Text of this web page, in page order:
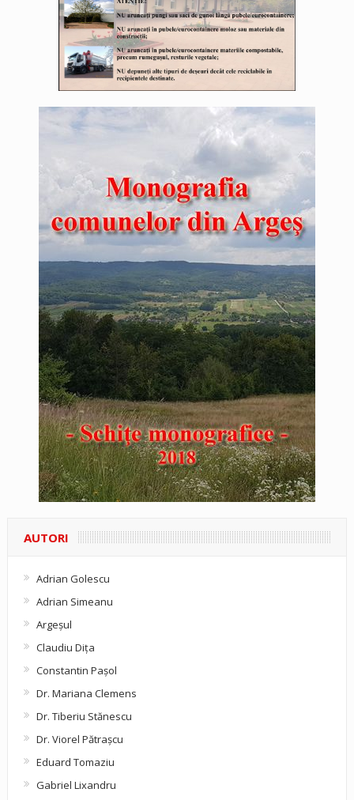
AUTORI
Adrian Golescu
Adrian Simeanu
Argeşul
Claudiu Diţa
Constantin Pașol
Dr. Mariana Clemens
Dr. Tiberiu Stănescu
Dr. Viorel Pătraşcu
Eduard Tomaziu
Gabriel Lixandru